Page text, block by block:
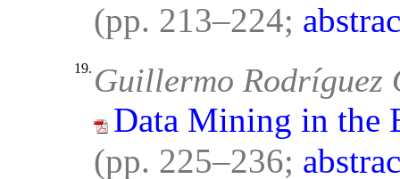
(pp. 213–224;
19. Guillermo
Data Mining in the
(pp. 225–236;